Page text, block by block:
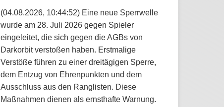
(04.08.2026, 10:44:52) Eine neue Sperrwelle
wurde am 28. Juli 2026 gegen Spieler
eingeleitet, die sich gegen die AGBs von
Darkorbit verstoßen haben. Erstmalige
Verstöße führen zu einer dreitägigen Sperre,
dem Entzug von Ehrenpunkten und dem
Ausschluss aus den Ranglisten. Diese
Maßnahmen dienen als ernsthafte Warnung.